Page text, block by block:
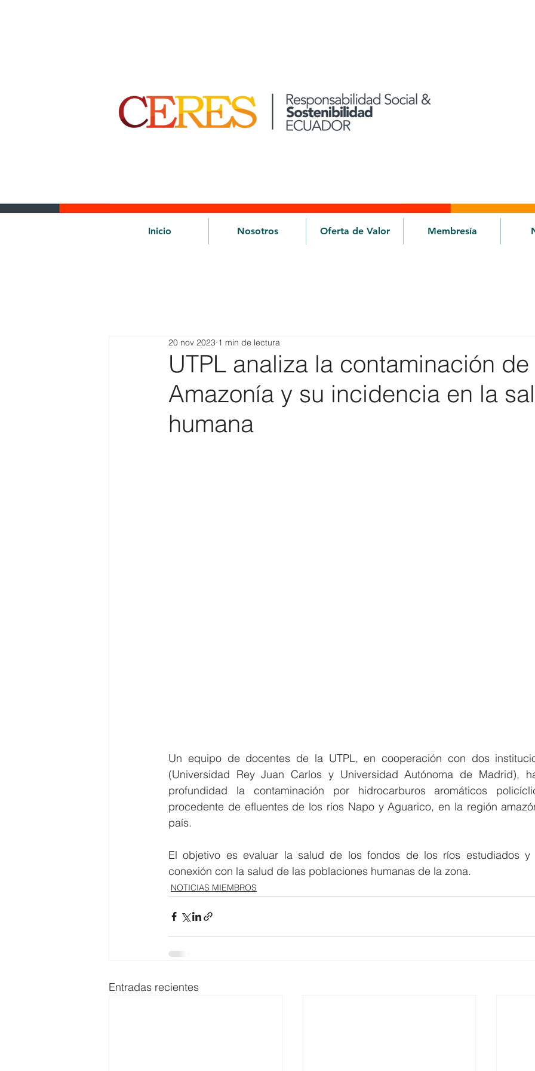
Inicio Nosotros Oferta de Valor Membresía
UTPL analiza la contaminación
Amazonía y su incidencia en la
humana
20 nov 2023 1 min de lectura
Un equipo de docentes de la UTPL, en cooperación con dos
(Universidad Rey Juan Carlos y Universidad Autónoma de Madrid),
profundidad la contaminación por hidrocarburos aromáticos
procedente de efluentes de los ríos Napo y Aguarico, en la región
país.
El objetivo es evaluar la salud de los fondos de los ríos estudiados y
conexión con la salud de las poblaciones humanas de la zona.
NOTICIAS MIEMBROS
Entradas recientes